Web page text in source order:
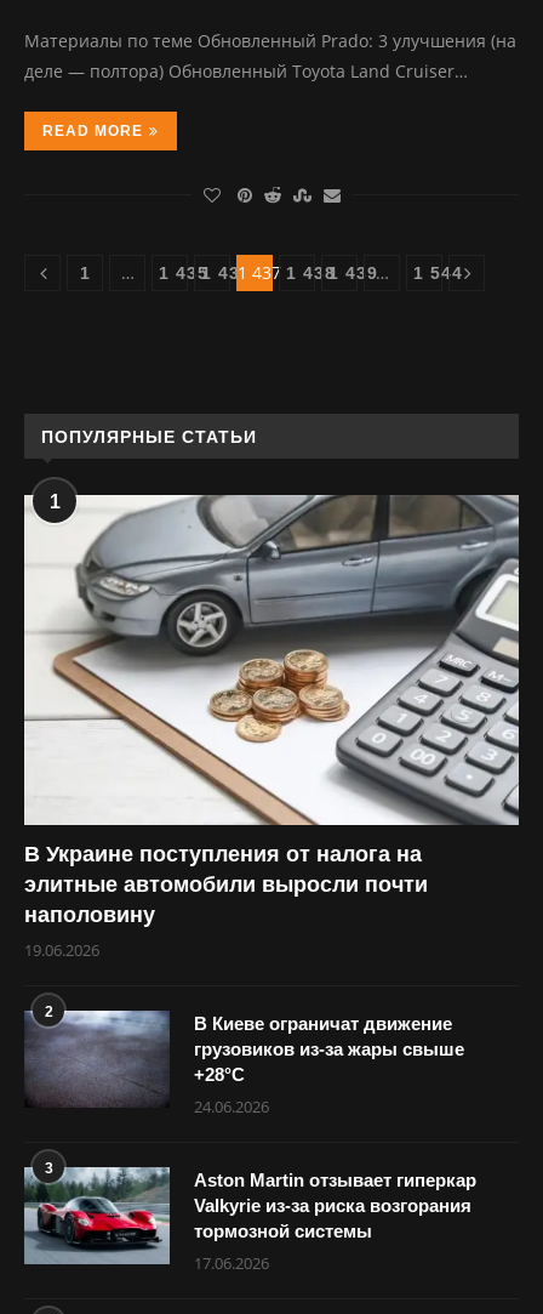
Материалы по теме Обновленный Prado: 3 улучшения (на
деле — полтора) Обновленный Toyota Land Cruiser…
READ MORE
1 … 1 4351 4361 437 1 4381 439… 1 544
ПОПУЛЯРНЫЕ СТАТЬИ
1
В Украине поступления от налога на
элитные автомобили выросли почти
наполовину
19.06.2026
2
В Киеве ограничат движение
грузовиков из-за жары свыше
+28°С
24.06.2026
3
Aston Martin отзывает гиперкар
Valkyrie из-за риска возгорания
тормозной системы
17.06.2026